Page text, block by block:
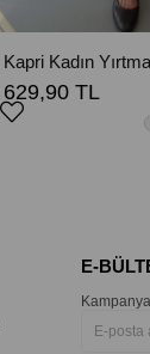
629,90 TL
E-